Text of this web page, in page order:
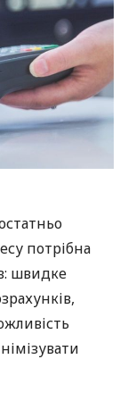
потрібна
швидке